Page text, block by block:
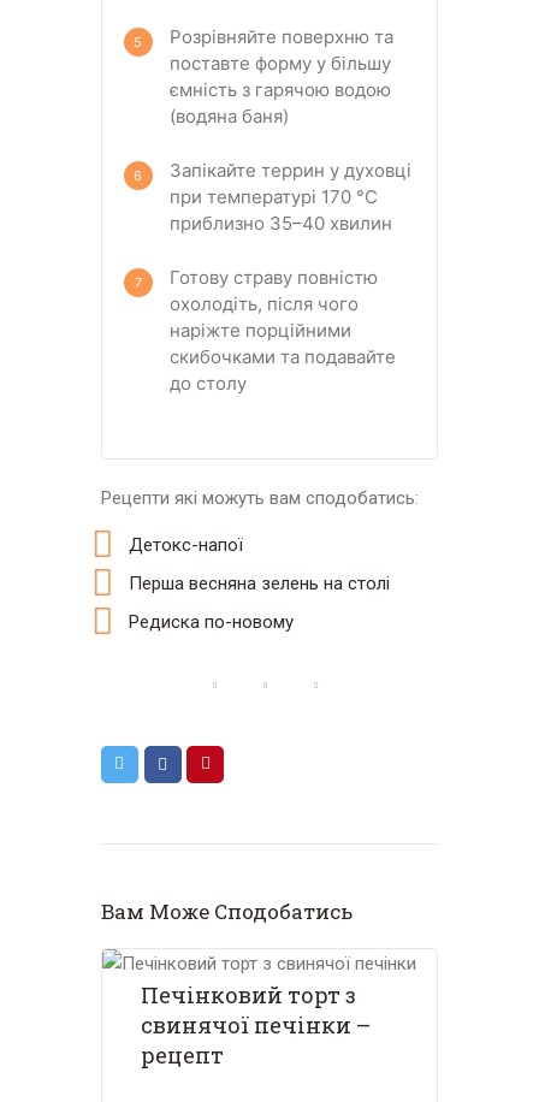
Розрівняйте поверхню та
поставте форму у більшу
ємність з гарячою водою
(водяна баня)
Запікайте террин у духовці
при температурі 170 °C
приблизно 35–40 хвилин
Готову страву повністю
охолодіть, після чого
наріжте порційними
скибочками та подавайте
до столу
Рецепти які можуть вам сподобатись:
Детокс-напої
Перша весняна зелень на столі
Редиска по-новому
Вам Може Сподобатись
Печінковий торт з
свинячої печінки –
рецепт